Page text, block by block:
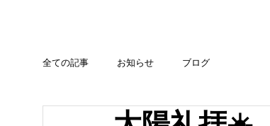
全ての記事 お知らせ ブログ